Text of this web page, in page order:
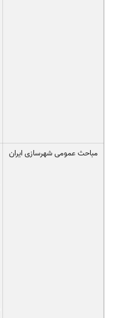
مباحث عمومی شهرسازی ایران